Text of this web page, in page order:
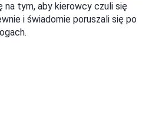
na tym, aby kierowcy czuli się
i świadomie poruszali się po